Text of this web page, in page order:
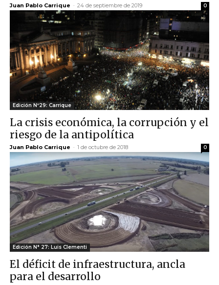
Juan Pablo Carrique - 24 de septiembre de 2019 0
Edición Nº29: Carrique
La crisis económica, la corrupción y el
riesgo de la antipolítica
Juan Pablo Carrique - 1 de octubre de 2018 0
Edición N° 27: Luis Clementi
El déficit de infraestructura, ancla
para el desarrollo